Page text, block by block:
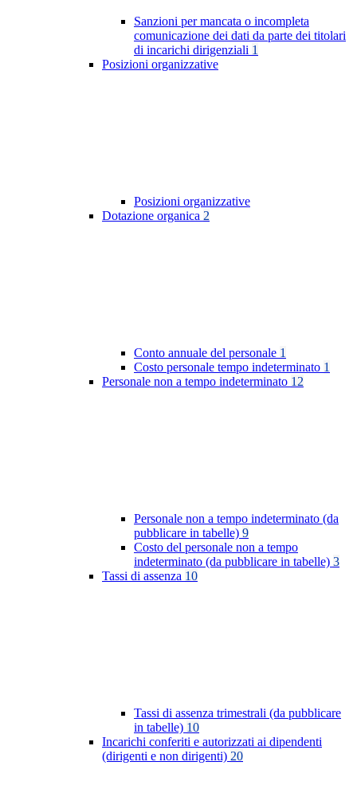
Sanzioni per mancata o incompleta
comunicazione dei dati da parte dei titolari
di incarichi dirigenziali 1
Posizioni organizzative
Posizioni organizzative
Dotazione organica 2
Conto annuale del personale 1
Costo personale tempo indeterminato 1
Personale non a tempo indeterminato 12
Personale non a tempo indeterminato (da
pubblicare in tabelle) 9
Costo del personale non a tempo
indeterminato (da pubblicare in tabelle) 3
Tassi di assenza 10
Tassi di assenza trimestrali (da pubblicare
in tabelle) 10
Incarichi conferiti e autorizzati ai dipendenti
(dirigenti e non dirigenti) 20